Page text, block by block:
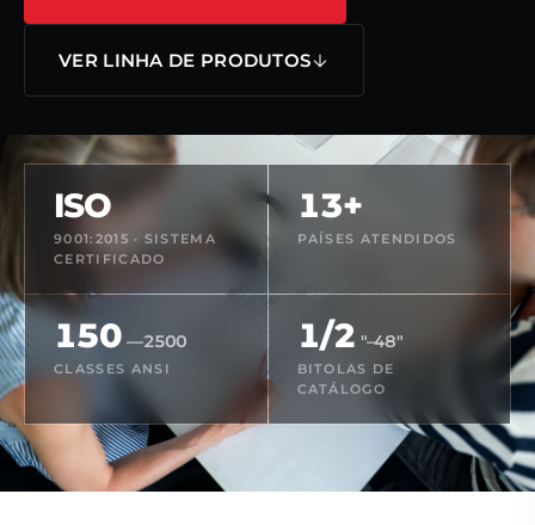
VER LINHA DE PRODUTOS
ISO
9001:2015 · SISTEMA
CERTIFICADO
13+
PAÍSES ATENDIDOS
150 —2500
CLASSES ANSI
1/2 "–48"
BITOLAS DE
CATÁLOGO